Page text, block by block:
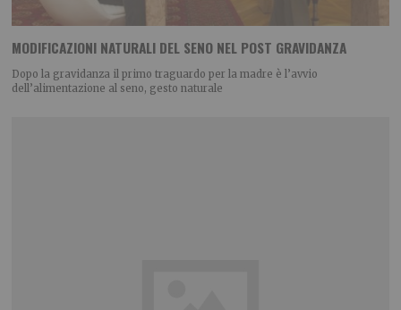
MODIFICAZIONI NATURALI DEL SENO NEL POST GRAVIDANZA
Dopo la gravidanza il primo traguardo per la madre è l’avvio
dell’alimentazione al seno, gesto naturale